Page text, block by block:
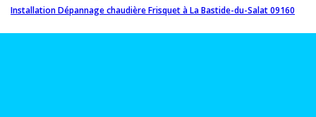
Installation Dépannage chaudière Frisquet à La Bastide-du-Salat 09160